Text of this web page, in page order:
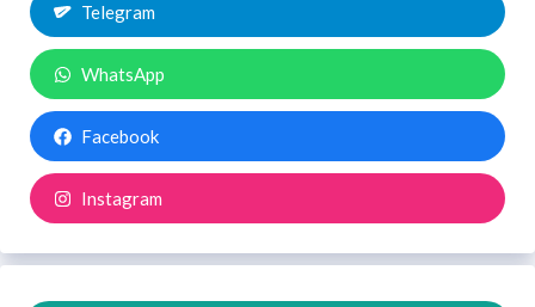
Telegram
WhatsApp
Facebook
Instagram